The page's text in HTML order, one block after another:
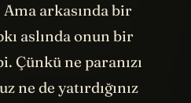
arkasında bir
aslında onun bir
Çünkü ne paranızı
ne de yatırdığınız